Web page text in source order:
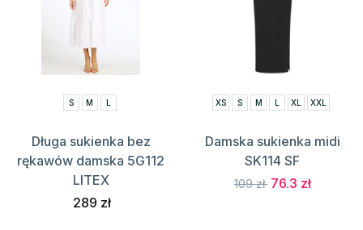
S M L
Długa sukienka bez
rękawów damska 5G112
LITEX
289 zł
XS S M L XL XXL
Damska sukienka midi
SK114 SF
109 zł 76.3 zł